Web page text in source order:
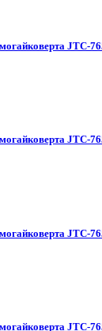
JTC-
JTC-
JTC-
JTC-